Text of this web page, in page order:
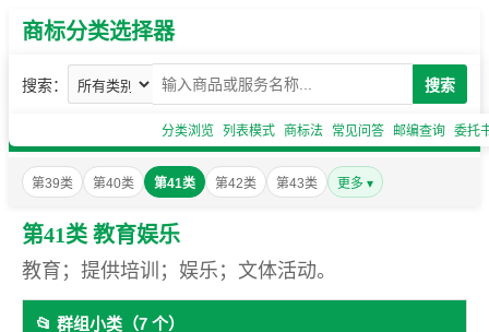
商标分类选择器
搜索： 搜索
分类浏览 列表模式 商标法 常见问答 邮编查询 委托
第39类 第40类 第41类 第42类 第43类 更多 ▾
第41类 教育娱乐
教育；提供培训；娱乐；文体活动。
📂 群组小类（7 个）